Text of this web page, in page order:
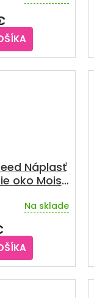
Náplasť
oko Moist
Na sklade